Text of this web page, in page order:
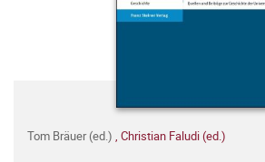
Tom Bräuer (ed.) , Christian Faludi (ed.)